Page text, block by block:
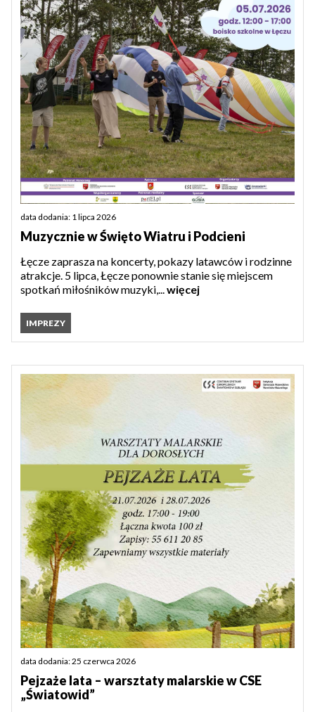
data dodania: 1 lipca 2026
Muzycznie w Święto Wiatru i Podcieni
Łęcze zaprasza na koncerty, pokazy latawców i rodzinne
atrakcje. 5 lipca, Łęcze ponownie stanie się miejscem
spotkań miłośników muzyki,...więcej
IMPREZY
data dodania: 25 czerwca 2026
Pejzaże lata – warsztaty malarskie w CSE
„Światowid”